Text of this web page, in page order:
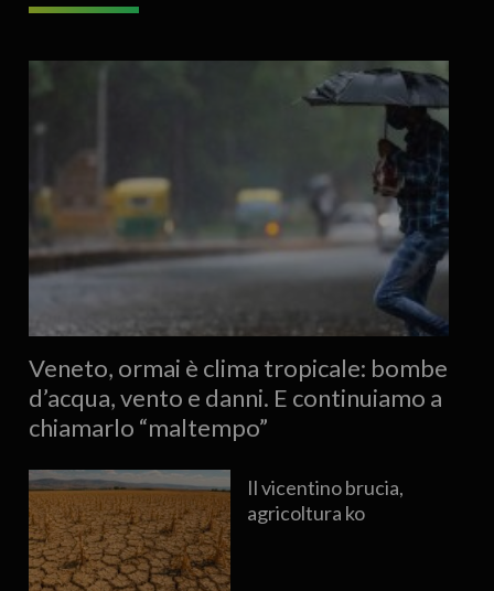
Veneto, ormai è clima tropicale: bombe
d’acqua, vento e danni. E continuiamo a
chiamarlo “maltempo”
Il vicentino brucia,
agricoltura ko